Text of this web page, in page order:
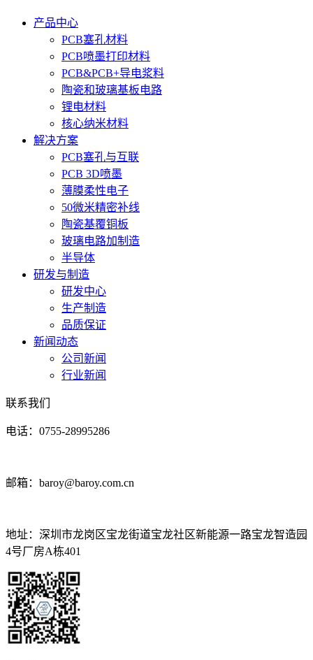
产品中心
PCB塞孔材料
PCB喷墨打印材料
PCB&PCB+导电浆料
陶瓷和玻璃基板电路
锂电材料
核心纳米材料
解决方案
PCB塞孔与互联
PCB 3D喷墨
薄膜柔性电子
50微米精密补线
陶瓷基覆铜板
玻璃电路加制造
半导体
研发与制造
研发中心
生产制造
品质保证
新闻动态
公司新闻
行业新闻
联系我们
电话：0755-28995286
邮箱：baroy@baroy.com.cn
地址：深圳市龙岗区宝龙街道宝龙社区新能源一路宝龙智造园
4号厂房A栋401